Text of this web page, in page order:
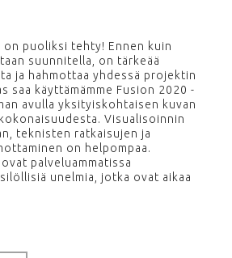
puoliksi tehty! Ennen kuin
suunnitella, on tärkeää
ja hahmottaa yhdessä projektin
saa käyttämämme Fusion 2020 -
avulla yksityiskohtaisen kuvan
Visualisoinnin
teknisten ratkaisujen ja
on helpompaa.
palveluammatissa
unelmia, jotka ovat aikaa